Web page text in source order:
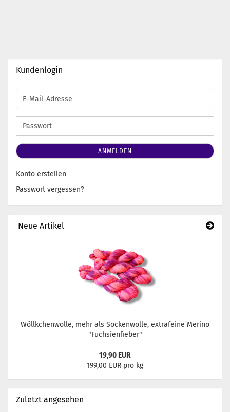
Kundenlogin
E-
Mail-
Adresse
Passwort
ANMELDEN
Konto erstellen
Passwort vergessen?
Neue Artikel
Wöllkchenwolle, mehr als Sockenwolle, extrafeine Merino
"Fuchsienfieber"
19,90 EUR
199,00 EUR pro kg
Zuletzt angesehen